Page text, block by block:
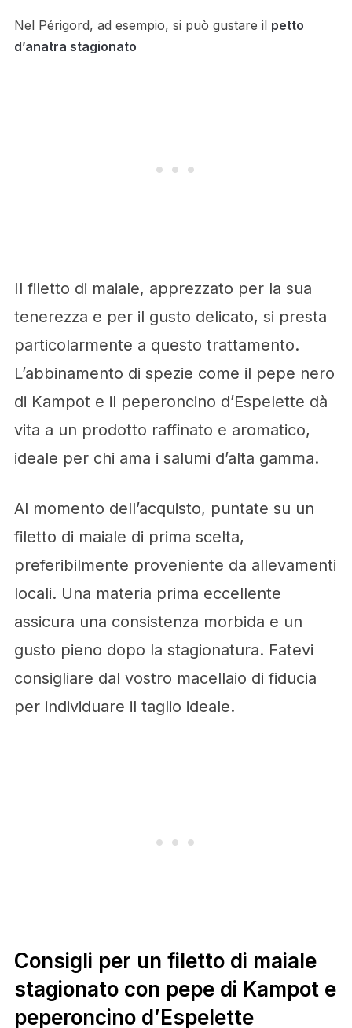
Nel Périgord, ad esempio, si può gustare il petto
d’anatra stagionato
Il filetto di maiale, apprezzato per la sua
tenerezza e per il gusto delicato, si presta
particolarmente a questo trattamento.
L’abbinamento di spezie come il pepe nero
di Kampot e il peperoncino d’Espelette dà
vita a un prodotto raffinato e aromatico,
ideale per chi ama i salumi d’alta gamma.
Al momento dell’acquisto, puntate su un
filetto di maiale di prima scelta,
preferibilmente proveniente da allevamenti
locali. Una materia prima eccellente
assicura una consistenza morbida e un
gusto pieno dopo la stagionatura. Fatevi
consigliare dal vostro macellaio di fiducia
per individuare il taglio ideale.
Consigli per un filetto di maiale
stagionato con pepe di Kampot e
peperoncino d’Espelette